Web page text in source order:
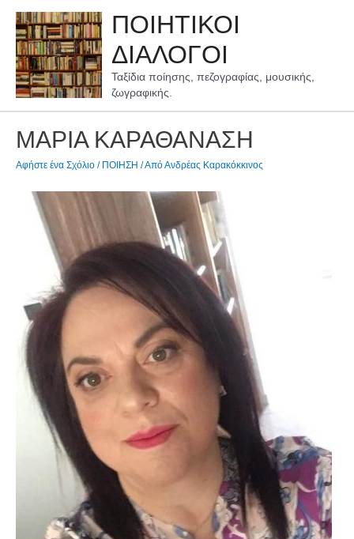
περιεχόμενο
ΠΟΙΗΤΙΚΟΙ
ΔΙΑΛΟΓΟΙ
Ταξίδια ποίησης, πεζογραφίας, μουσικής,
ζωγραφικής.
ΜΑΡΙΑ ΚΑΡΑΘΑΝΑΣΗ
Αφήστε ένα Σχόλιο / ΠΟΙΗΣΗ / ΑπόΑνδρέας Καρακόκκινος